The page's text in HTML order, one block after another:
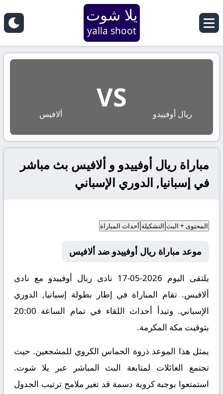
يلا شوت
yalla shoot
ريال أوفييدو
VS
ألافيس
مباراة ريال أوفييدو و ألافيس بث مباشر
في إسبانيا, الدوري الإسباني
المحتوى + البث التشكيلة أحداث المباراة
موعد مباراة ريال أوفييدو ضد ألافيس
يلتقى اليوم 2026-05-17 نادى ريال أوفييدو مع نادى
ألافيس. تقام المباراة في إطار بطولة إسبانيا, الدوري
الإسباني. وتبدأ أحداث اللقاء في تمام الساعة 20:00
بتوقيت مكة المكرمة.
يمثل هذا الموعد ذروة الحماس الكروي للمشجعين. حيث
تجتمع العائلات لمتابعة البث المباشر عبر يلا شوت.
استمتعوا بوجبة كروية دسمة قد تغير ملامح ترتيب الجدول